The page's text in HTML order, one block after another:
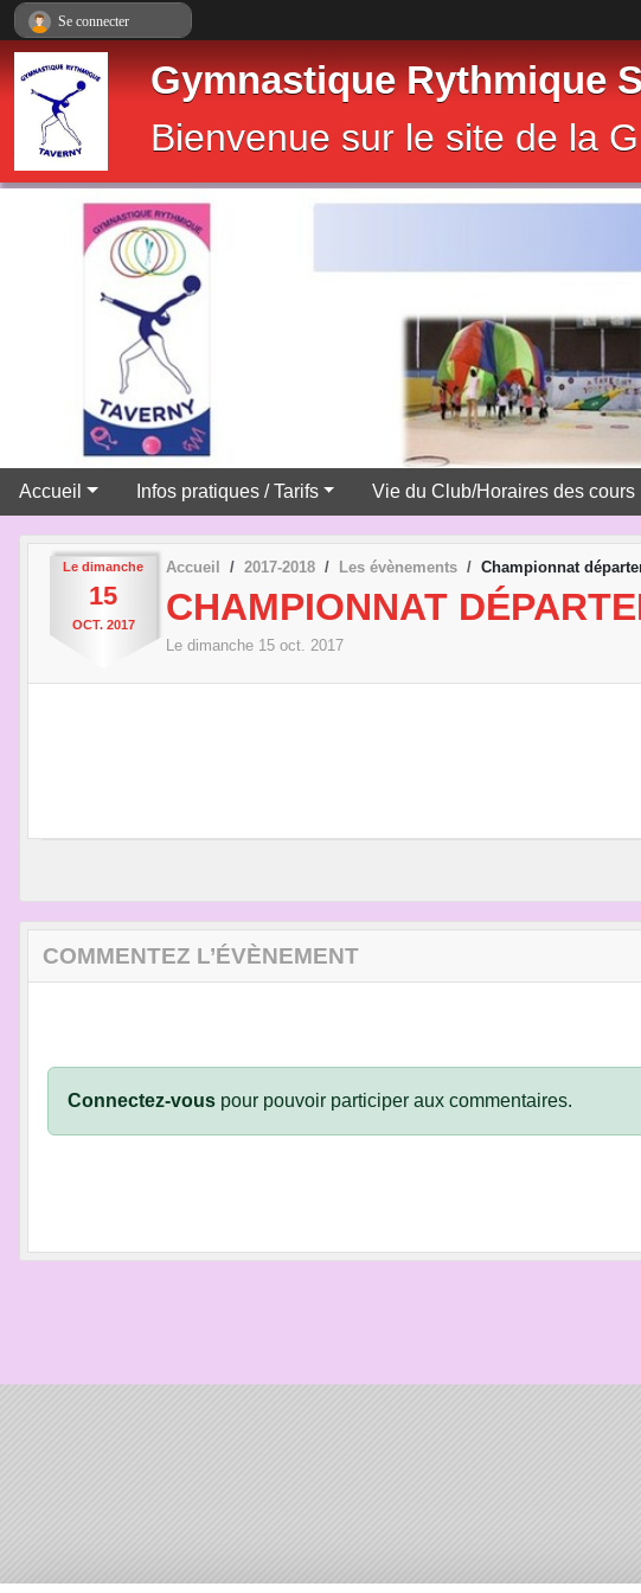
Gymnastique Rythmique
Bienvenue sur le site de la
Accueil Infos pratiques / Tarifs Vie du Club/Horaires des cours
Le dimanche
15
OCT. 2017
Accueil 2017-2018 Les évènements Championnat
CHAMPIONNAT
Le dimanche 15 oct. 2017
COMMENTEZ L’ÉVÈNEMENT
Connectez-vous pour pouvoir participer aux commentaires.
Se connecter
Panneau de gestion des cookies